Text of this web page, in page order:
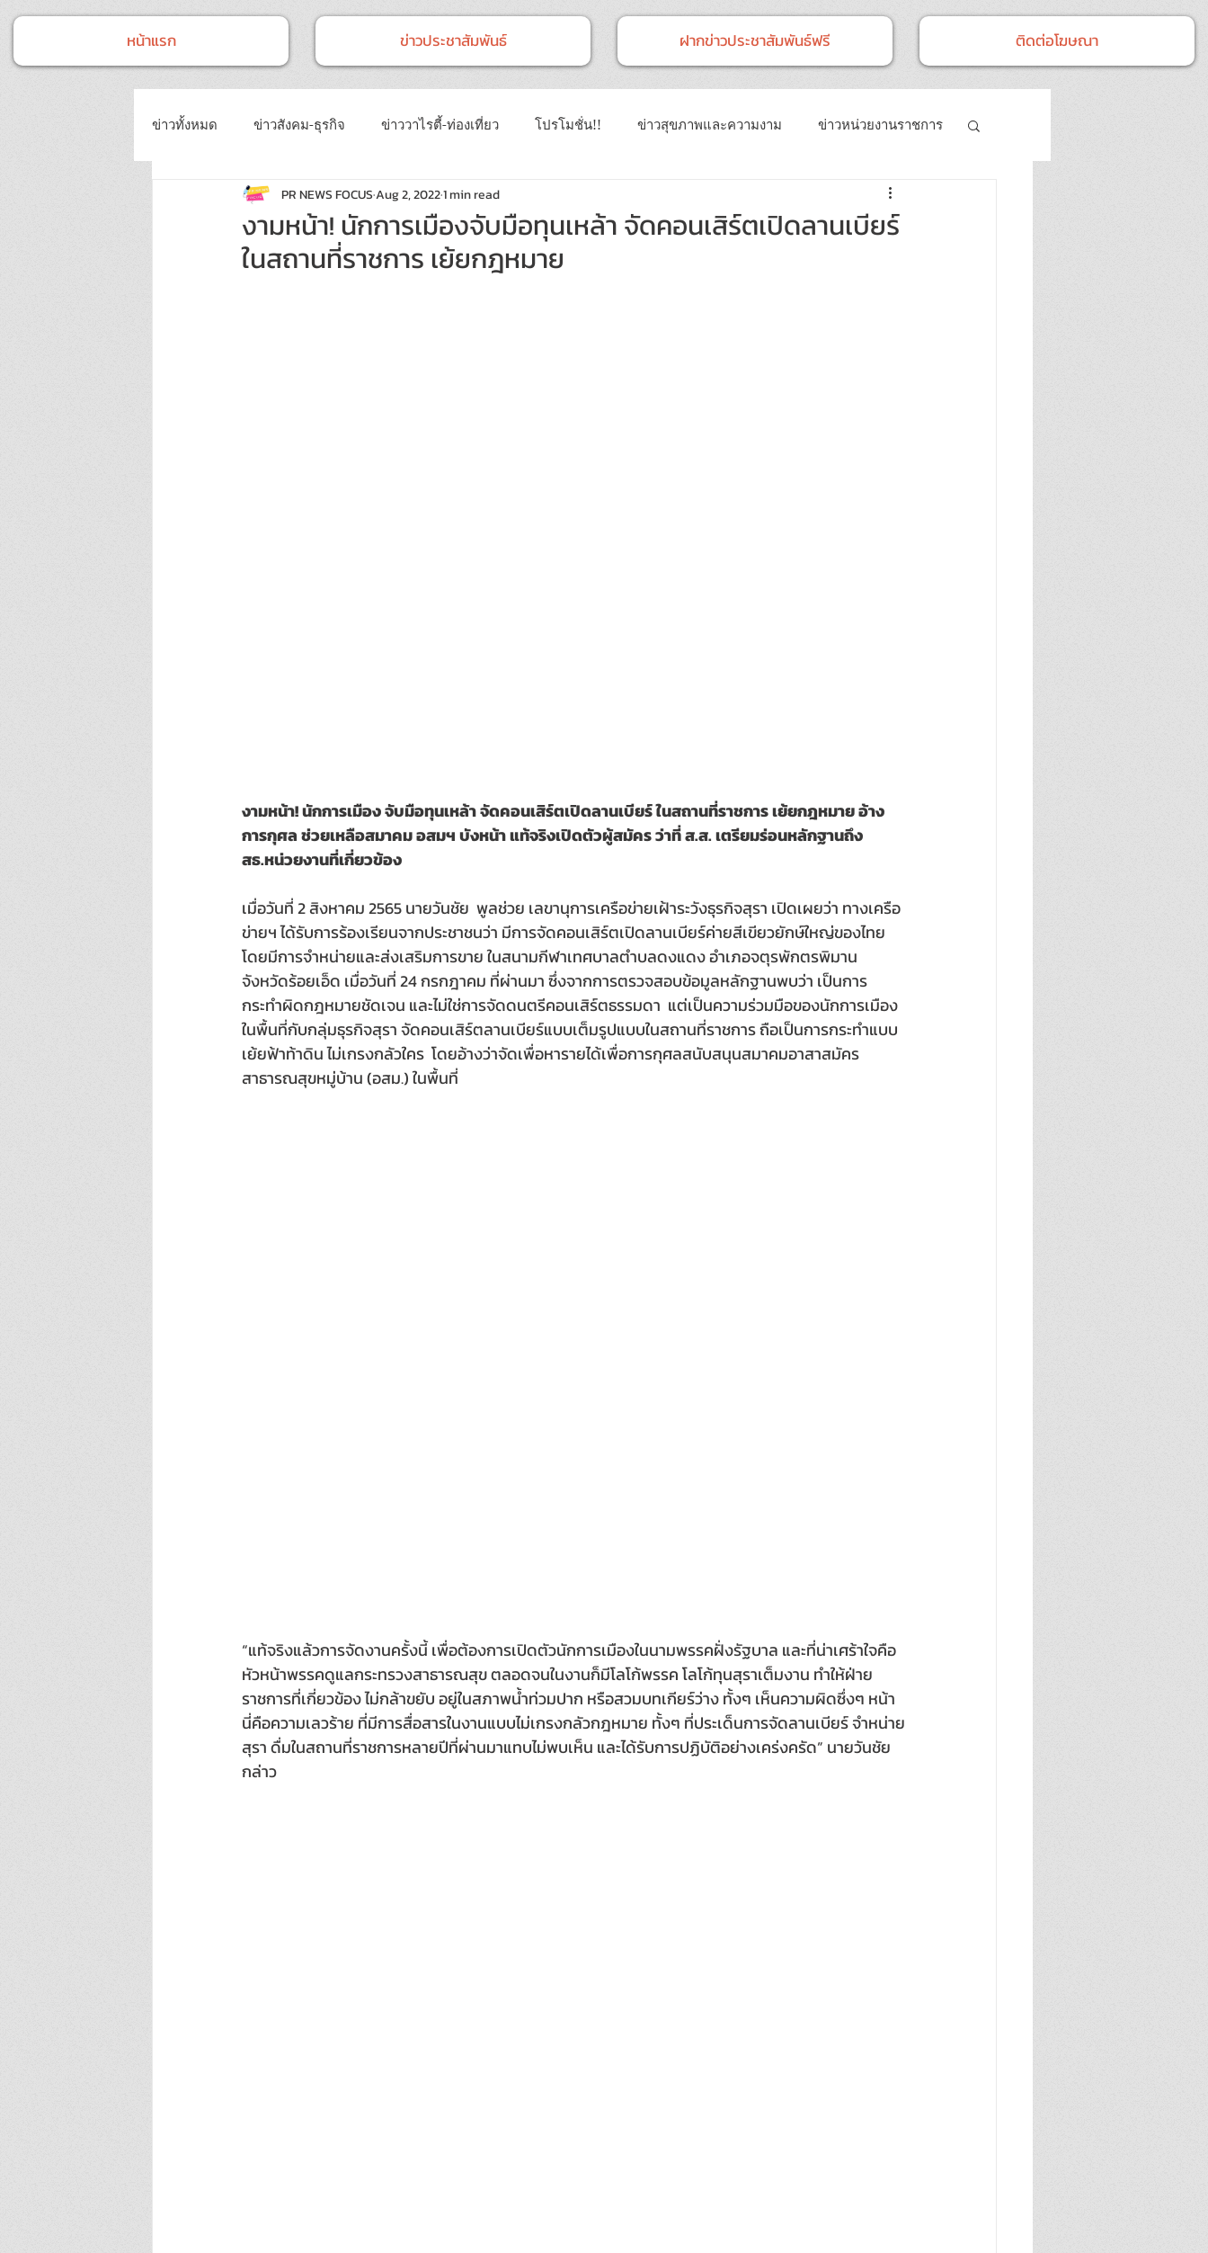
หน้าแรก ข่าวประชาสัมพันธ์ ฝากข่าวประชาสัมพันธ์ฟรี ติดต่อโฆษณา
ข่าวทั้งหมด ข่าวสังคม-ธุรกิจ ข่าววาไรตี้-ท่องเที่ยว โปรโมชั่น!! ข่าวสุขภาพและความงาม ข่าวหน่วยงานราชการ
ข่าวงานประชุม-อบรมสัมมนา ข่าวทั่วไป ข่าวการศึกษา
ข่าวบันเทิง บทความประชาสัมพันธ์ Event ข่าวเทคโนโลยี IT
งามหน้า! นักการเมืองจับมือทุนเหล้า จัดคอนเสิร์ตเปิดลานเบียร์
ในสถานที่ราชการ เย้ยกฎหมาย
PR NEWS FOCUSAug 2, 20221 min read
งามหน้า! นักการเมือง จับมือทุนเหล้า จัดคอนเสิร์ตเปิดลานเบียร์ ในสถานที่ราชการ เย้ยกฎหมาย อ้าง
การกุศล ช่วยเหลือสมาคม อสมฯ บังหน้า แท้จริงเปิดตัวผู้สมัคร ว่าที่ ส.ส. เตรียมร่อนหลักฐานถึง
สธ.หน่วยงานที่เกี่ยวข้อง
เมื่อวันที่ 2 สิงหาคม 2565 นายวันชัย  พูลช่วย เลขานุการเครือข่ายเฝ้าระวังธุรกิจสุรา เปิดเผยว่า ทางเครือ
ข่ายฯ ได้รับการร้องเรียนจากประชาชนว่า มีการจัดคอนเสิร์ตเปิดลานเบียร์ค่ายสีเขียวยักษ์ใหญ่ของไทย
โดยมีการจำหน่ายและส่งเสริมการขาย ในสนามกีฬาเทศบาลตำบลดงแดง อำเภอจตุรพักตรพิมาน
จังหวัดร้อยเอ็ด เมื่อวันที่ 24 กรกฎาคม ที่ผ่านมา ซึ่งจากการตรวจสอบข้อมูลหลักฐานพบว่า เป็นการ
กระทำผิดกฎหมายชัดเจน และไม่ใช่การจัดดนตรีคอนเสิร์ตธรรมดา  แต่เป็นความร่วมมือของนักการเมือง
ในพื้นที่กับกลุ่มธุรกิจสุรา จัดคอนเสิร์ตลานเบียร์แบบเต็มรูปแบบในสถานที่ราชการ ถือเป็นการกระทำแบบ
เย้ยฟ้าท้าดิน ไม่เกรงกลัวใคร  โดยอ้างว่าจัดเพื่อหารายได้เพื่อการกุศลสนับสนุนสมาคมอาสาสมัคร
สาธารณสุขหมู่บ้าน (อสม.) ในพื้นที่
“แท้จริงแล้วการจัดงานครั้งนี้ เพื่อต้องการเปิดตัวนักการเมืองในนามพรรคฝั่งรัฐบาล และที่น่าเศร้าใจคือ
หัวหน้าพรรคดูแลกระทรวงสาธารณสุข ตลอดจนในงานก็มีโลโก้พรรค โลโก้ทุนสุราเต็มงาน ทำให้ฝ่าย
ราชการที่เกี่ยวข้อง ไม่กล้าขยับ อยู่ในสภาพน้ำท่วมปาก หรือสวมบทเกียร์ว่าง ทั้งๆ เห็นความผิดซึ่งๆ หน้า
นี่คือความเลวร้าย ที่มีการสื่อสารในงานแบบไม่เกรงกลัวกฎหมาย ทั้งๆ ที่ประเด็นการจัดลานเบียร์ จำหน่าย
สุรา ดื่มในสถานที่ราชการหลายปีที่ผ่านมาแทบไม่พบเห็น และได้รับการปฏิบัติอย่างเคร่งครัด” นายวันชัย
กล่าว